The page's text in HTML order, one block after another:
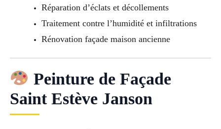
Réparation d’éclats et décollements
Traitement contre l’humidité et infiltrations
Rénovation façade maison ancienne
Peinture de Façade
Saint Estève Janson